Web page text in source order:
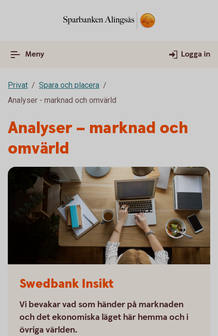
Meny Logga in
Privat
Spara och placera
Analyser - marknad och omvärld
Analyser – marknad och
omvärld
Swedbank Insikt
Vi bevakar vad som händer på marknaden
och det ekonomiska läget här hemma och i
övriga världen.